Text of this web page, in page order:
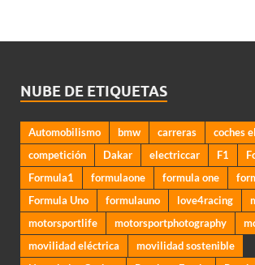
NUBE DE ETIQUETAS
Automobilismo bmw carreras
coches
competición
Dakar electriccar F1
Formula1
formulaone formula one
Formula Uno
formulauno love4racing
motorsportlife
motorsportphotography
movilidad eléctrica
movilidad sostenible